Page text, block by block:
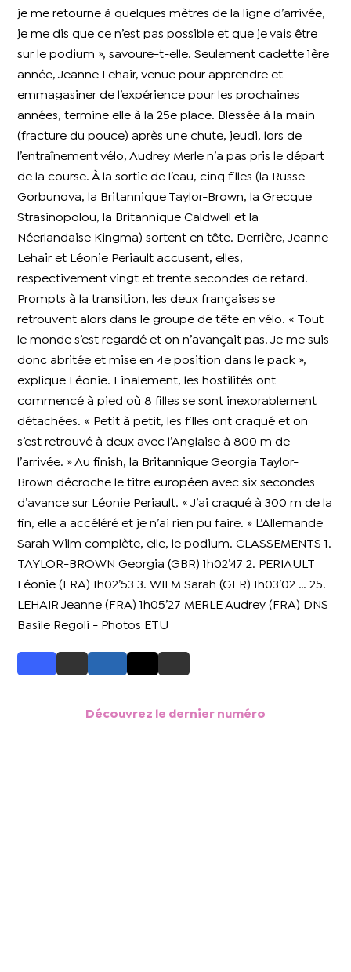
je me retourne à quelques mètres de la ligne d’arrivée,
je me dis que ce n’est pas possible et que je vais être
sur le podium », savoure-t-elle. Seulement cadette 1ère
année, Jeanne Lehair, venue pour apprendre et
emmagasiner de l’expérience pour les prochaines
années, termine elle à la 25e place. Blessée à la main
(fracture du pouce) après une chute, jeudi, lors de
l’entraînement vélo, Audrey Merle n’a pas pris le départ
de la course. À la sortie de l’eau, cinq filles (la Russe
Gorbunova, la Britannique Taylor-Brown, la Grecque
Strasinopolou, la Britannique Caldwell et la
Néerlandaise Kingma) sortent en tête. Derrière, Jeanne
Lehair et Léonie Periault accusent, elles,
respectivement vingt et trente secondes de retard.
Prompts à la transition, les deux françaises se
retrouvent alors dans le groupe de tête en vélo. « Tout
le monde s’est regardé et on n’avançait pas. Je me suis
donc abritée et mise en 4e position dans le pack »,
explique Léonie. Finalement, les hostilités ont
commencé à pied où 8 filles se sont inexorablement
détachées. « Petit à petit, les filles ont craqué et on
s’est retrouvé à deux avec l’Anglaise à 800 m de
l’arrivée. » Au finish, la Britannique Georgia Taylor-
Brown décroche le titre européen avec six secondes
d’avance sur Léonie Periault. « J’ai craqué à 300 m de la
fin, elle a accéléré et je n’ai rien pu faire. » L’Allemande
Sarah Wilm complète, elle, le podium. CLASSEMENTS 1.
TAYLOR-BROWN Georgia (GBR) 1h02’47 2. PERIAULT
Léonie (FRA) 1h02’53 3. WILM Sarah (GER) 1h03’02 … 25.
LEHAIR Jeanne (FRA) 1h05’27 MERLE Audrey (FRA) DNS
Basile Regoli - Photos ETU
Découvrez le dernier numéro